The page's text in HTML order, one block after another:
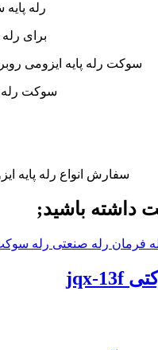
رله
برای
سوکت رله پایه ایزومی
سوکت رله
سفارش انواع رله پایه
باشید;